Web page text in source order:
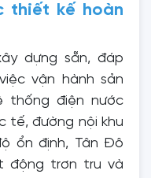
thiết kế hoàn
dựng sẵn, đáp
vận hành sản
thống điện nước
tế, đường nội khu
ổn định, Tân Đô
động trơn tru và